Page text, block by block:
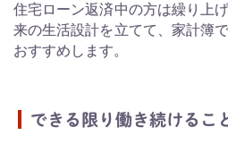
住宅ローン返済中の方は繰り上
来の生活設計を立てて、家計簿
おすすめします。
できる限り働き続けるこ